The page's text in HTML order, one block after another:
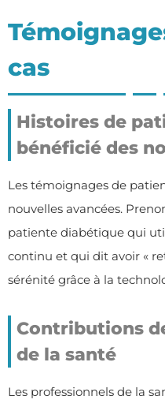
cas
Histoires de
bénéficié des
Les témoignages de
nouvelles avancées.
patiente diabétique qui
continu et qui dit avoir «
sérénité grâce à la
Contributions
de la santé
Les professionnels de la